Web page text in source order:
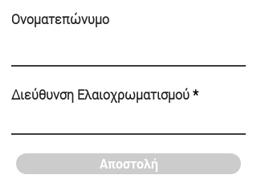
Ονοματεπώνυμο
Διεύθυνση Ελαιοχρωματισμού
Αποστολή